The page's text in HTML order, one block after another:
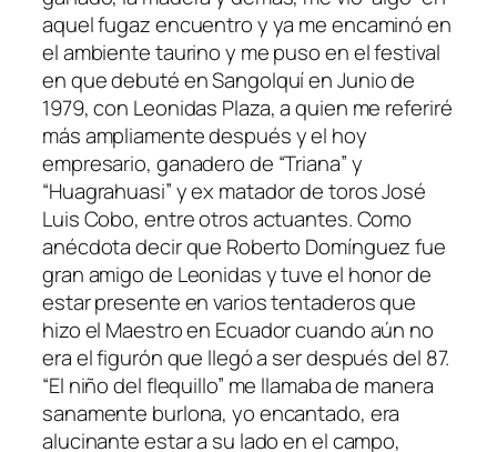
aquel fugaz encuentro y ya me encaminó en
el ambiente taurino y me puso en el festival
en que debuté en Sangolquí en Junio de
1979, con Leonidas Plaza, a quien me referiré
más ampliamente después y el hoy
empresario, ganadero de “Triana” y
“Huagrahuasi” y ex matador de toros José
Luis Cobo, entre otros actuantes. Como
anécdota decir que Roberto Domínguez fue
gran amigo de Leonidas y tuve el honor de
estar presente en varios tentaderos que
hizo el Maestro en Ecuador cuando aún no
era el figurón que llegó a ser después del 87.
“El niño del flequillo” me llamaba de manera
sanamente burlona, yo encantado, era
alucinante estar a su lado en el campo,